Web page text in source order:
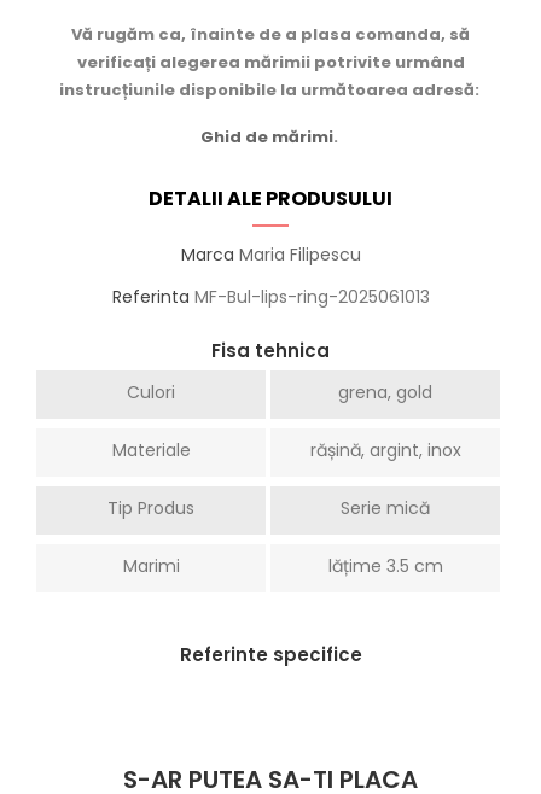
Vă rugăm ca, înainte de a plasa comanda, să
verificați alegerea mărimii potrivite urmând
instrucțiunile disponibile la următoarea adresă:
Ghid de mărimi.
DETALII ALE PRODUSULUI
Marca Maria Filipescu
Referinta MF-Bul-lips-ring-2025061013
Fisa tehnica
Culori grena, gold
Materiale rășină, argint, inox
Tip Produs Serie mică
Marimi lățime 3.5 cm
Referinte specifice
S-AR PUTEA SA-TI PLACA